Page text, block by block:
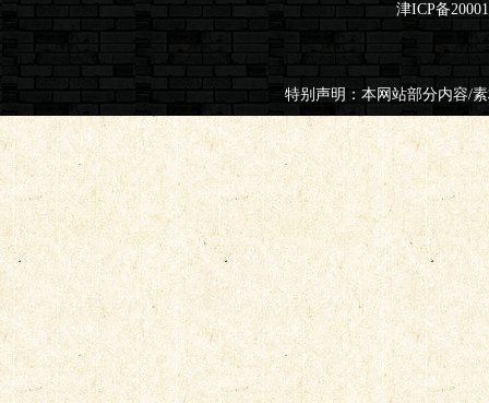
津ICP备
特别声明：本网站部分内容/